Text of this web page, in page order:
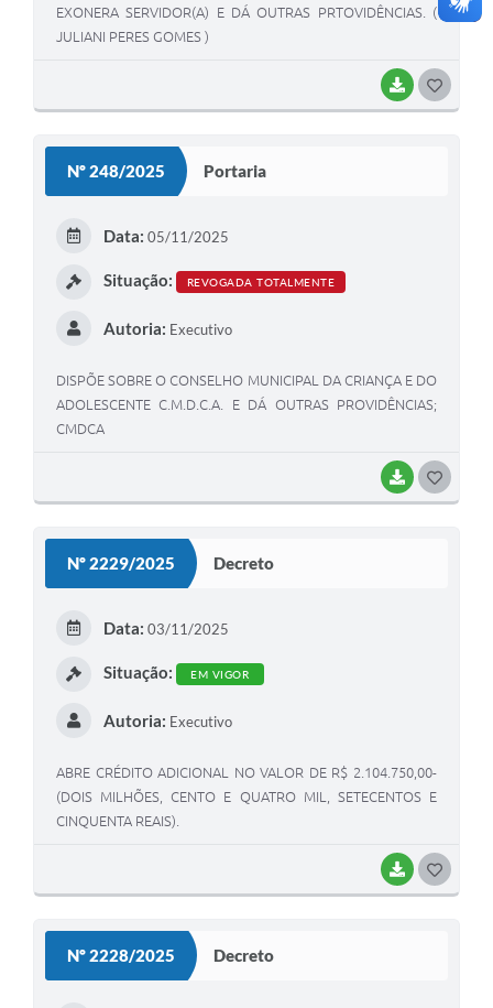
BAIXAR
EXONERA SERVIDOR(A) E DÁ OUTRAS PRTOVIDÊNCIAS. (
JULIANI PERES GOMES )
Nº 248/2025 Portaria
BAIXAR
Data: 05/11/2025
Situação: REVOGADA TOTALMENTE
Autoria: Executivo
DISPÕE SOBRE O CONSELHO MUNICIPAL DA CRIANÇA E DO
ADOLESCENTE C.M.D.C.A. E DÁ OUTRAS PROVIDÊNCIAS;
CMDCA
Nº 2229/2025 Decreto
BAIXAR
Data: 03/11/2025
Situação: EM VIGOR
Autoria: Executivo
ABRE CRÉDITO ADICIONAL NO VALOR DE R$ 2.104.750,00-
(DOIS MILHÕES, CENTO E QUATRO MIL, SETECENTOS E
CINQUENTA REAIS).
Nº 2228/2025 Decreto